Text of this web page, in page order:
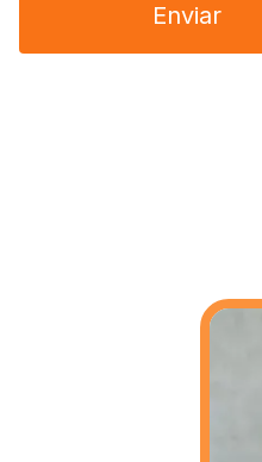
Enviar